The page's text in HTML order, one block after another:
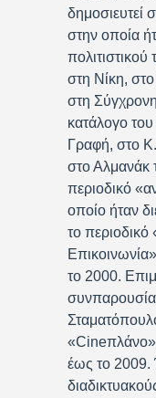
δημοσιευτεί
στην οποία
στη Νίκη,
στη
κατάλογο
Γραφή, στο
στο Αλμανάκ
περιοδικό
οποίο ήταν
το περιοδικό
το 2000.
έως το 2009.